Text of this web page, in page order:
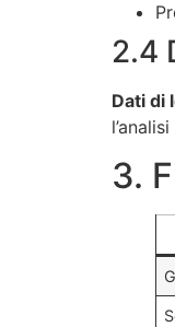
2.4
Dati di
3.